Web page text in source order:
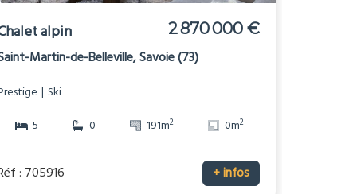
alpin 2 870 000 €
Martin-de-Belleville, Savoie (73)
Ski
5
0 191m2 0m2
: 705916 + infos